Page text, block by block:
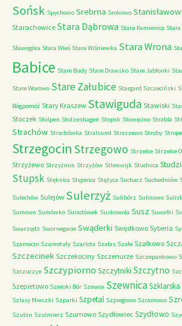
Sońsk Spychowo Srebrna Srokowo
Starachowice Stara Dąbrowa Stara Kamienica
Sławogóra Stara Wieś Stara Wiśniewka Stara Wrona
Babice Stare Budy Stare Drawsko Stare Jabłonki
Stare Worowo Stare Załubice Stargard Szczeciński
Bógpomóż Stary Kraszew Stawiguda Stawiski
Stoczek Stolpen Stolzenhagen Stopsk Stowęcino Strabla
Strachów Strachówka Stralsund Straszewo Stroby
Strzegocin Strzegowo Strzelce Strzelce
Strzyżewo Strzyżmin Strzyżów Sttenwijk Studnica
Stupsk Stęknica Stępnica Stężyca Suchacz Suchedniów
Sulechów Sulejów Sulerzyż Sulibórz Sulinowo
Sumowo Sumówko Suradówek Suskowola Susz Suwałki
Swarzędz Swornegacie Swąderki Swędkowo Syberia
Szamocin Szamotuły Szarlota Szałas Szałe Szałkowo
Szczecinek Szczekociny Szczenurze Szczepankowo
Szczuczyn Szczypiorno Szczytniki Szczytno
Szepietowo Szeroki Bór Szewce Szewnica
Szlasy Mieszki Szparki Szpetal Szpiegowo Szramowo
Szubin Szulmierz Szumowo Szydłowiec Szydłowo